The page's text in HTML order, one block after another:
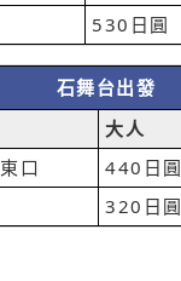
530日圓
石舞台出發
大人
口
440日圓
320日圓